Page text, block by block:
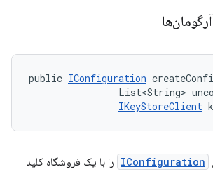
public IConfiguration
List<String>
IKeyStoreClient
IConfiguration را با یک فروشگاه کلید